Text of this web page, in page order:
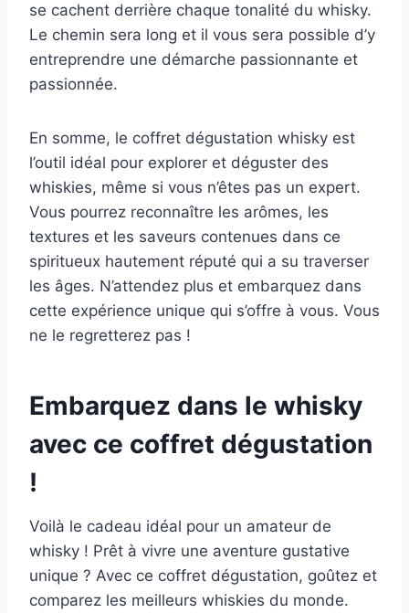
se cachent derrière chaque tonalité du whisky.
Le chemin sera long et il vous sera possible d’y
entreprendre une démarche passionnante et
passionnée.
En somme, le coffret dégustation whisky est
l’outil idéal pour explorer et déguster des
whiskies, même si vous n’êtes pas un expert.
Vous pourrez reconnaître les arômes, les
textures et les saveurs contenues dans ce
spiritueux hautement réputé qui a su traverser
les âges. N’attendez plus et embarquez dans
cette expérience unique qui s’offre à vous. Vous
ne le regretterez pas !
Embarquez dans le whisky
avec ce coffret dégustation
!
Voilà le cadeau idéal pour un amateur de
whisky ! Prêt à vivre une aventure gustative
unique ? Avec ce coffret dégustation, goûtez et
comparez les meilleurs whiskies du monde.